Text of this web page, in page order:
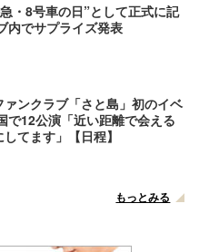
・8号車の日”として正式に記
内でサプライズ発表
ァンクラブ「さと島」初のイベ
で12公演「近い距離で会える
てます」【日程】
もっとみる